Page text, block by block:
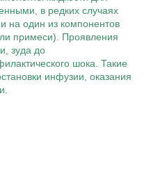
в редких случаях
на один из компонентов
примеси). Проявления
зуда до
шока. Такие
инфузии, оказания